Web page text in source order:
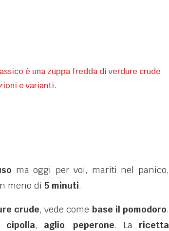
è una zuppa fredda di verdure crude
e varianti.
ma oggi per voi, mariti nel panico,
meno di 5 minuti.
crude, vede come base il pomodoro.
cipolla, aglio,peperone. La ricetta